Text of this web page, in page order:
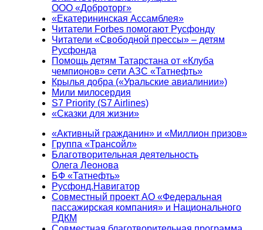
ООО «Доброторг»
«Екатерининская Ассамблея»
Читатели Forbes помогают Русфонду
Читатели «Свободной прессы» – детям
Русфонда
Помощь детям Татарстана от «Клуба
чемпионов» сети АЗС «Татнефть»
Крылья добра («Уральские авиалинии»)
Мили милосердия
S7 Priority (S7 Airlines)
«Сказки для жизни»
«Активный гражданин» и «Миллион призов»
Группа «Трансойл»
Благотворительная деятельность
Олега Леонова
БФ «Татнефть»
Русфонд.Навигатор
Совместный проект АО «Федеральная
пассажирская компания» и Национального
РДКМ